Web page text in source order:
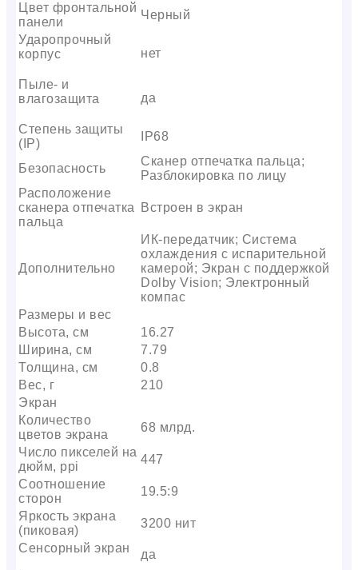
Цвет фронтальной
панели
Черный
Ударопрочный
корпус
нет
Пыле- и
влагозащита
да
Степень защиты
(IP)
IP68
Безопасность
Сканер отпечатка пальца;
Разблокировка по лицу
Расположение
сканера отпечатка
пальца
Встроен в экран
Дополнительно
ИК-передатчик; Система
охлаждения с испарительной
камерой; Экран с поддержкой
Dolby Vision; Электронный
компас
Размеры и вес
Высота, см
16.27
Ширина, см
7.79
Толщина, см
0.8
Вес, г
210
Экран
Количество
цветов экрана
68 млрд.
Число пикселей на
дюйм, ppi
447
Соотношение
сторон
19.5:9
Яркость экрана
(пиковая)
3200 нит
Сенсорный экран
да